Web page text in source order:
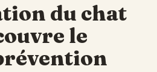
du chat
le